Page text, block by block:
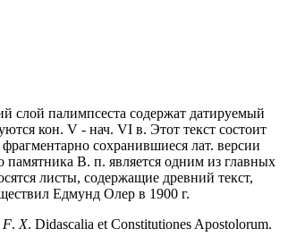
слой палимпсеста содержат датируемый
кон. V - нач. VI в. Этот текст состоит
сохранившиеся лат. версии
памятника В. п. является одним из главных
листы, содержащие древний текст,
Едмунд Олер в 1900 г.
F. X. Didascalia et Constitutiones Apostolorum.